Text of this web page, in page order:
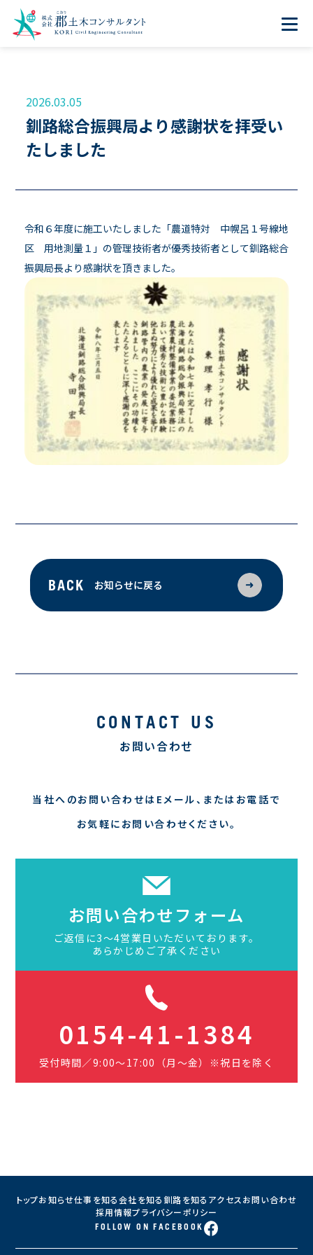
2026.03.05
釧路総合振興局より感謝状を拝受い
たしました
令和６年度に施工いたしました「農道特対 中幌呂１号線地
区 用地測量１」の管理技術者が優秀技術者として釧路総合
振興局長より感謝状を頂きました。
BACK お知らせに戻る
CONTACT US
お問い合わせ
当社へのお問い合わせはEメール、 またはお電話で
お気軽にお問い合わせください。
お問い合わせフォーム
ご返信に3〜4営業日いただいております。
あらかじめご了承ください
0154-41-1384
受付時間／9:00〜17:00（月〜金） ※祝日を除く
トップお知らせ仕事を知る会社を知る 釧路を知る アクセス お問い合わせ
採用情報プライバシーポリシー
FOLLOW ON FACEBOOK